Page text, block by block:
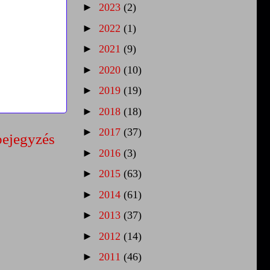
► 2023 (2)
► 2022 (1)
► 2021 (9)
► 2020 (10)
► 2019 (19)
► 2018 (18)
► 2017 (37)
► 2016 (3)
► 2015 (63)
► 2014 (61)
► 2013 (37)
► 2012 (14)
► 2011 (46)